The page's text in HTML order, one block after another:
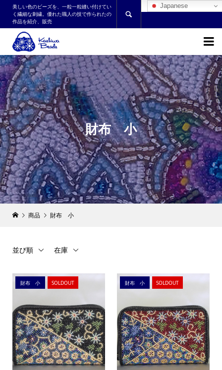
美しい色のビーズを、一粒一粒縫い付けてい
く繊細な刺繍。優れた職人の技で作られたの
作品を紹介、販売

Japanese

財布 小
商品 財布 小
並び順 在庫
財布 小 SOLDOUT 財布 小 SOLDOUT